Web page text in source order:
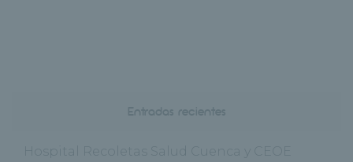
Hospital Recoletas Salud Cuenca y CEOE